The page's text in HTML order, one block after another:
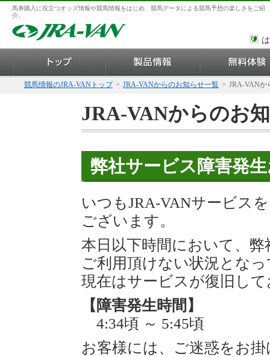
馬券購入に役立つオッズ情報や競馬情報をはじめ、競馬データによる競馬予想の楽しさをご紹
介。
競馬情報のJRA-VANトップ > JRA-VANからのお知らせ一覧 > JRA-VANか
JRA-VANからのお
弊社サービス障害発
いつもJRA-VANサービス
ございます。
本日以下時間において、
ご利用頂けない状況とな
現在はサービスが復旧し
【障害発生時間】
4:34頃 ～ 5:45頃
お客様には、ご迷惑をお